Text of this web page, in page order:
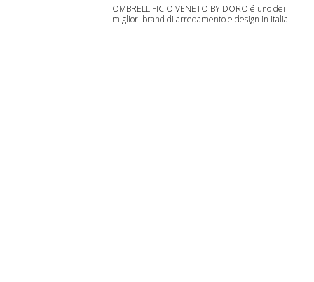
OMBRELLIFICIO VENETO BY DORO é uno dei
migliori brand di arredamento e design in Italia.